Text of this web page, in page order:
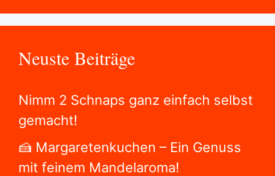
Neuste Beiträge
Nimm 2 Schnaps ganz einfach selbst
gemacht!
🍰 Margaretenkuchen – Ein Genuss
mit feinem Mandelaroma!